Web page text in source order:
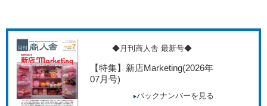
◆月刊商人舎 最新号◆
【特集】新店Marketing(2026年
07月号)
バックナンバーを見る